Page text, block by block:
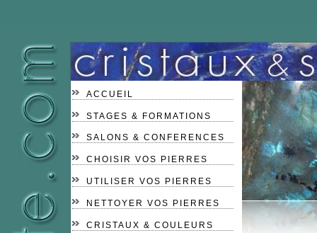
ACCUEIL
STAGES & FORMATIONS
SALONS & CONFERENCES
CHOISIR VOS PIERRES
UTILISER VOS PIERRES
NETTOYER VOS PIERRES
CRISTAUX & COULEURS